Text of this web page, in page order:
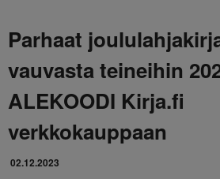
Parhaat
vauvasta teineihin
ALEKOODI Kirja.fi
verkkokauppaan
02.12.2023